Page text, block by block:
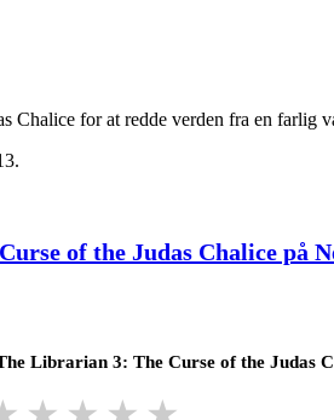
Chalice for at redde verden fra en farlig
of the Judas Chalice på
Librarian 3: The Curse of the Judas